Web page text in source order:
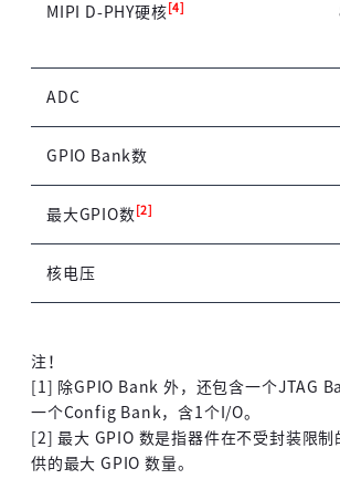
MIPI D-PHY硬核 [4]
ADC
GPIO Bank数
最大GPIO数 [2]
核电压
注！
[1] 除GPIO Bank 外，还包含一个JTAG
一个Config Bank，含1个I/O。
[2] 最大 GPIO 数是指器件在不受封装限制
供的最大 GPIO 数量。